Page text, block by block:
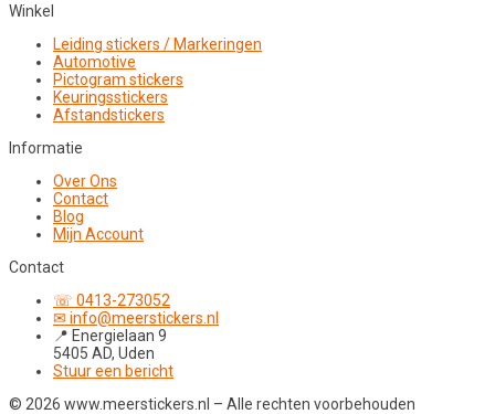
Winkel
Leiding stickers / Markeringen
Automotive
Pictogram stickers
Keuringsstickers
Afstandstickers
Informatie
Over Ons
Contact
Blog
Mijn Account
Contact
☏ 0413-273052
✉ info@meerstickers.nl
📍 Energielaan 9
5405 AD, Uden
Stuur een bericht
© 2026 www.meerstickers.nl – Alle rechten voorbehouden